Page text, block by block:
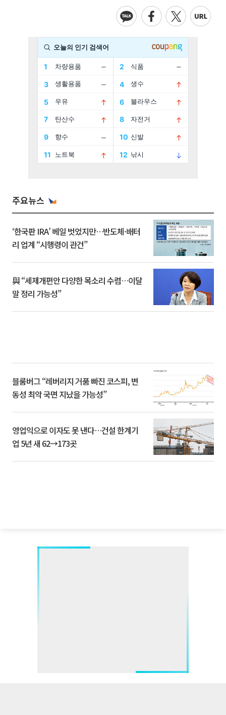
주요뉴스
‘한국판 IRA’ 베일 벗었지만…반도체·배터
리 업계 “시행령이 관건”
與 “세제개편안 다양한 목소리 수렴…이달
말 정리 가능성”
블룸버그 “레버리지 거품 빠진 코스피, 변
동성 최악 국면 지났을 가능성”
영업익으로 이자도 못 낸다…건설 한계기
업 5년 새 62→173곳